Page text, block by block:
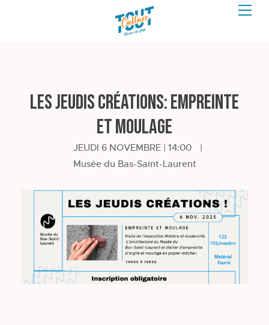
Les Jeudis Créations: empreinte
et moulage
JEUDI 6 NOVEMBRE | 14:00
|
Musée du Bas-Saint-Laurent